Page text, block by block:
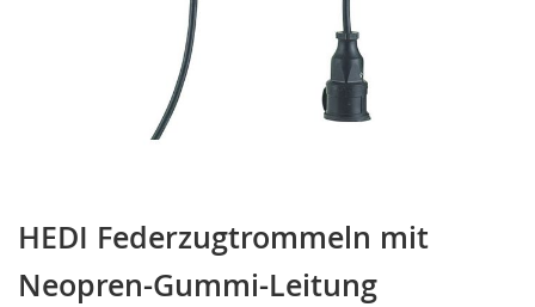
HEDI Federzugtrommeln mit
Neopren-Gummi-Leitung
Anfang
der
Bildergalerie